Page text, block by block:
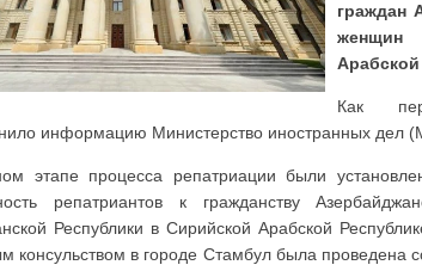
граждан
женщин
Арабской
Как
информацию Министерство иностранных дел
этапе процесса репатриации были
репатриантов к гражданству
Республики в Сирийской Арабской
консульством в городе Стамбул была проведена